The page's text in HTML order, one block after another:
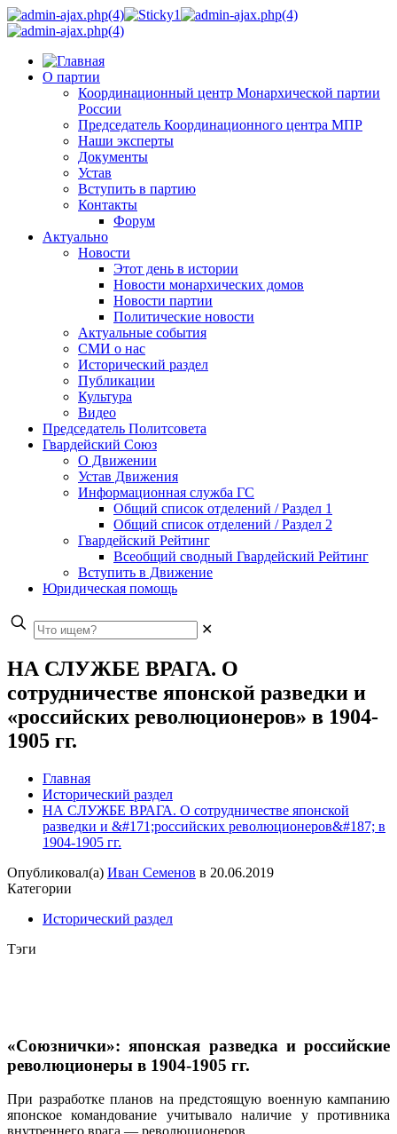
О партии
Координационный центр Монархической партии
России
Председатель Координационного центра МПР
Наши эксперты
Документы
Устав
Вступить в партию
Контакты
Форум
Актуально
Новости
Этот день в истории
Новости монархических домов
Новости партии
Политические новости
Актуальные события
СМИ о нас
Исторический раздел
Публикации
Культура
Видео
Председатель Политсовета
Гвардейский Союз
О Движении
Устав Движения
Информационная служба ГС
Общий список отделений / Раздел 1
Общий список отделений / Раздел 2
Гвардейский Рейтинг
Всеобщий сводный Гвардейский Рейтинг
Вступить в Движение
Юридическая помощь
✕
НА СЛУЖБЕ ВРАГА. О
сотрудничестве японской разведки и
«российских революционеров» в 1904-
1905 гг.
Главная
Исторический раздел
НА СЛУЖБЕ ВРАГА. О сотрудничестве японской
разведки и &#171;российских революционеров&#187; в
1904-1905 гг.
Опубликовал(а) Иван Семенов в 20.06.2019
Категории
Исторический раздел
Тэги
«Союзнички»: японская разведка и российские
революционеры в 1904-1905 гг.
При разработке планов на предстоящую военную кампанию
японское командование учитывало наличие у противника